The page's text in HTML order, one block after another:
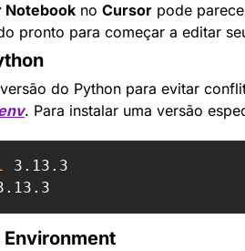
Notebook no Cursor pode
pronto para começar a editar
do Python para evitar
. Para instalar uma versão